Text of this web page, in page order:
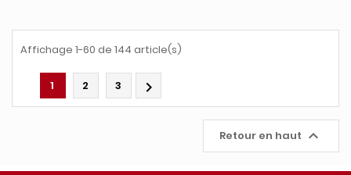
Affichage 1-60 de 144 article(s)
1 2 3 
Retour en haut 